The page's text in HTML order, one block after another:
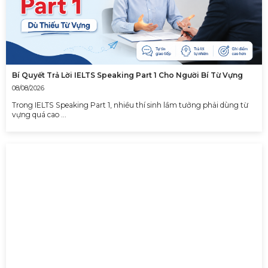
Bí Quyết Trả Lời IELTS Speaking Part 1 Cho Người Bí Từ Vựng
08/08/2026
Trong IELTS Speaking Part 1, nhiều thí sinh lầm tưởng phải dùng từ
vựng quá cao …